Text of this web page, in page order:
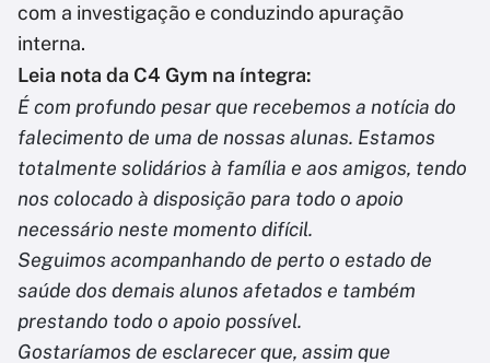
com a investigação e conduzindo apuração
interna.
Leia nota da C4 Gym na íntegra:
É com profundo pesar que recebemos a notícia do
falecimento de uma de nossas alunas. Estamos
totalmente solidários à família e aos amigos, tendo
nos colocado à disposição para todo o apoio
necessário neste momento difícil.
Seguimos acompanhando de perto o estado de
saúde dos demais alunos afetados e também
prestando todo o apoio possível.
Gostaríamos de esclarecer que, assim que